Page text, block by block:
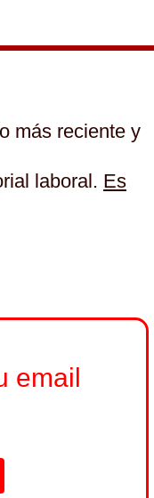
más reciente y
laboral. Es
email